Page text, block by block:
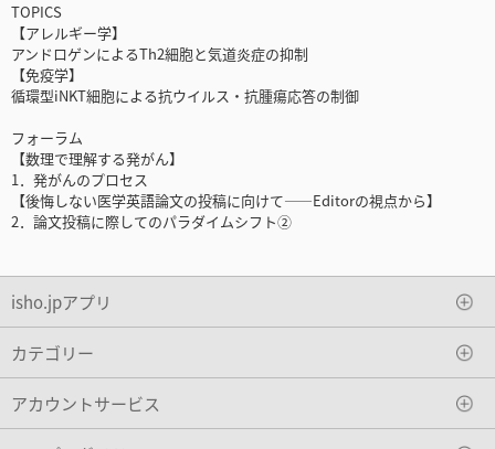
TOPICS
【アレルギー学】
アンドロゲンによるTh2細胞と気道炎症の抑制
【免疫学】
循環型iNKT細胞による抗ウイルス・抗腫瘍応答の制御
フォーラム
【数理で理解する発がん】
1．発がんのプロセス
【後悔しない医学英語論文の投稿に向けて――Editorの視点から】
2．論文投稿に際してのパラダイムシフト②
isho.jpアプリ
カテゴリー
アカウントサービス